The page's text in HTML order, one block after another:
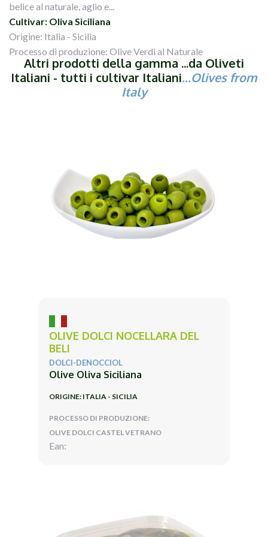
belice al naturale, aglio e...
Cultivar: Oliva Siciliana
Origine: Italia - Sicilia
Processo di produzione: Olive Verdi al Naturale
Altri prodotti della gamma ...da Oliveti
Italiani - tutti i cultivar Italiani...Olives from
Italy
OLIVE DOLCI NOCELLARA DEL
BELI
DOLCI-DENOCCIOL
Olive Oliva Siciliana
ORIGINE: ITALIA - SICILIA
PROCESSO DI PRODUZIONE:
OLIVE DOLCI CASTEL VETRANO
Ean: